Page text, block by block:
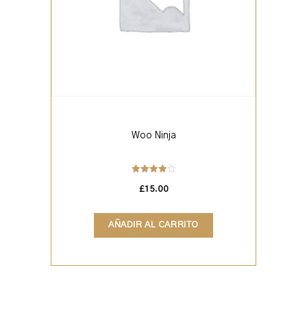
Woo Ninja
en
£15.00
AÑADIR AL CARRITO